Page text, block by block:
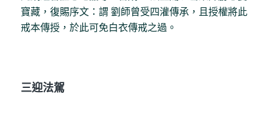
寶藏，復賜序文：謂 劉師曾受四灌傳承，且授權將此
戒本傳授，於此可免白衣傳戒之過。
三迎法駕